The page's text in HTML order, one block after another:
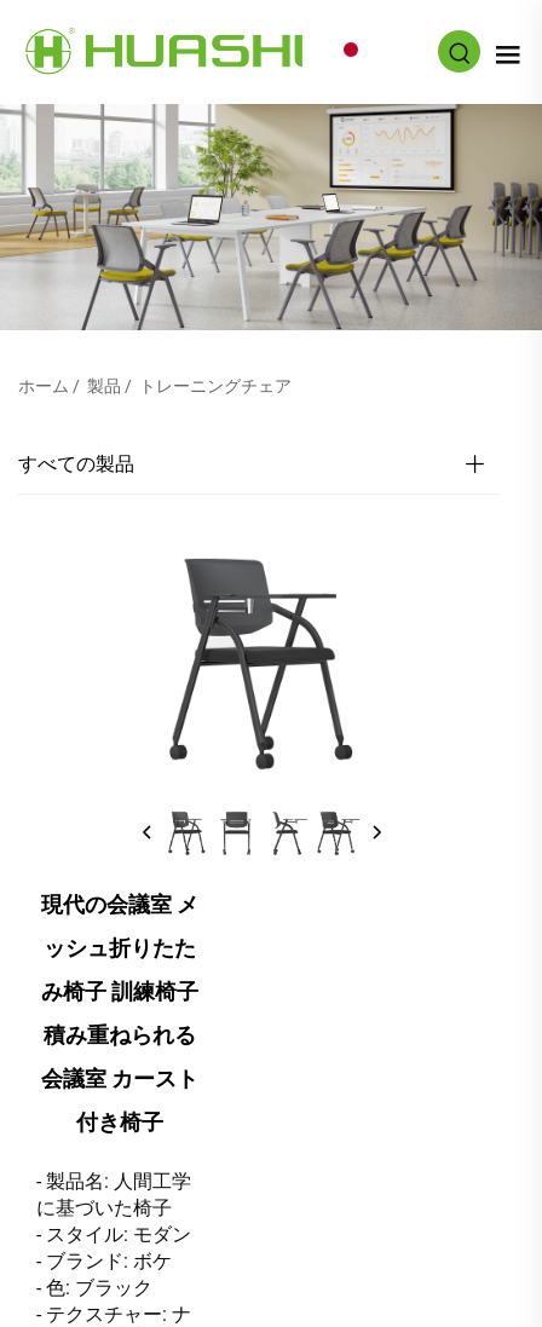
ホーム / 製品 / トレーニングチェア
すべての製品
現代の会議室 メ
ッシュ折りたた
み椅子 訓練椅子
積み重ねられる
会議室 カースト
付き椅子
- 製品名: 人間工学
に基づいた椅子
- スタイル: モダン
- ブランド: ボケ
- 色: ブラック
- テクスチャー: ナ